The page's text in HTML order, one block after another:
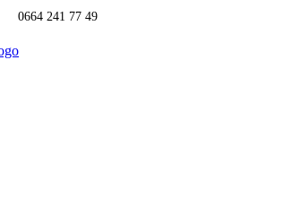
0664 241 77 49